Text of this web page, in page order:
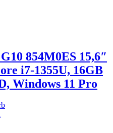
854M0ES 15,6″
i7-1355U, 16GB
Windows 11 Pro